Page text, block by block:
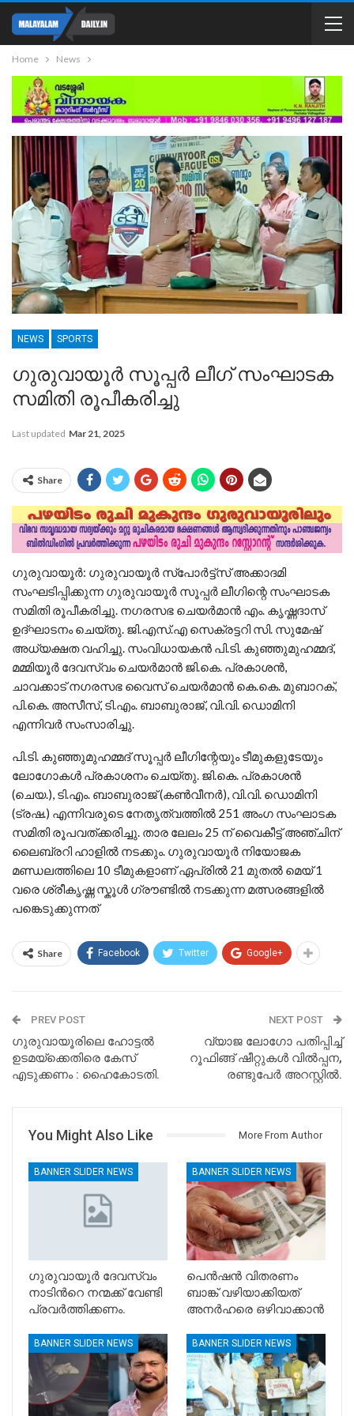
Home News
NEWS SPORTS
ഗുരുവായൂര്‍ സൂപ്പര്‍ ലീഗ് സംഘാടക
സമിതി രൂപീകരിച്ചു
Last updated Mar 21, 2025
Share
ഗുരുവായൂർ: ഗുരുവായൂര്‍ സ്‌പോര്‍ട്ട്‌സ് അക്കാദമി
സംഘടിപ്പിക്കുന്ന ഗുരുവായൂര്‍ സൂപ്പര്‍ ലീഗിന്റെ സംഘാടക
സമിതി രൂപീകരിച്ചു. നഗരസഭ ചെയര്‍മാന്‍ എം. കൃഷ്ണദാസ്
ഉദ്ഘാടനം ചെയ്തു. ജി.എസ്.എ സെക്രട്ടറി സി. സുമേഷ്
അധ്യക്ഷത വഹിച്ചു. സംവിധായകന്‍ പി.ടി. കുഞ്ഞുമുഹമ്മദ്,
മമ്മിയൂര്‍ ദേവസ്വം ചെയര്‍മാന്‍ ജി.കെ. പ്രകാശന്‍,
ചാവക്കാട് നഗരസഭ വൈസ് ചെയര്‍മാന്‍ കെ.കെ. മുബാറക്,
പി.കെ. അസീസ്, ടി.എം. ബാബുരാജ്, വി.വി. ഡൊമിനി
എന്നിവര്‍ സംസാരിച്ചു.
പി.ടി. കുഞ്ഞുമുഹമ്മദ് സൂപ്പര്‍ ലീഗിന്റേയും ടീമുകളുടേയും
ലോഗോകള്‍ പ്രകാശനം ചെയ്തു. ജി.കെ. പ്രകാശന്‍
(ചെയ.), ടി.എം. ബാബുരാജ് (കണ്‍വീനര്‍), വി.വി. ഡൊമിനി
(ട്രഷ.) എന്നിവരുടെ നേതൃത്വത്തില്‍ 251 അംഗ സംഘാടക
സമിതി രൂപവത്ക്കരിച്ചു. താര ലേലം 25 ന് വൈകീട്ട് അഞ്ചിന്
ലൈബ്രറി ഹാളില്‍ നടക്കും. ഗുരുവായൂർ നിയോജക
മണ്ഡലത്തിലെ 10 ടീമുകളാണ് ഏപ്രിൽ 21 മുതൽ മെയ് 1
വരെ ശ്രീകൃഷ്ണ സ്കൂൾ ഗ്രൗണ്ടിൽ നടക്കുന്ന മത്സരങ്ങളിൽ
പങ്കെടുക്കുന്നത്
Share Facebook Twitter Google+
PREV POST
ഗുരുവായൂരിലെ ഹോട്ടൽ
ഉടമയ്ക്കെതിരെ കേസ്
എടുക്കണം : ഹൈകോടതി.
NEXT POST
വ്യാജ ലോഗോ പതിപ്പിച്ച്
റൂഫിങ്ങ് ഷീറ്റുകള്‍ വിൽപ്പന,
രണ്ടുപേര്‍ അറസ്റ്റില്‍.
You Might Also Like More From Author
BANNER SLIDER NEWS
ഗുരുവായൂർ ദേവസ്വം
നാടിൻറെ നന്മക്ക് വേണ്ടി
പ്രവർത്തിക്കണം.
BANNER SLIDER NEWS
പെൻഷൻ വിതരണം
ബാങ്ക് വഴിയാക്കിയത്
അനർഹരെ ഒഴിവാക്കാൻ
BANNER SLIDER NEWS BANNER SLIDER NEWS